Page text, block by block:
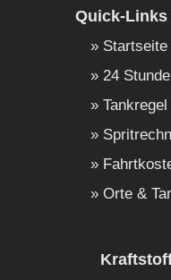
Quick-Links
24
Orte &